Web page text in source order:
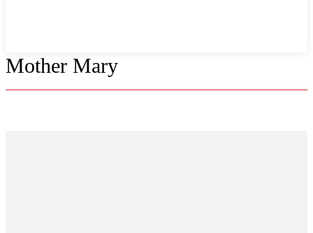
Mother Mary